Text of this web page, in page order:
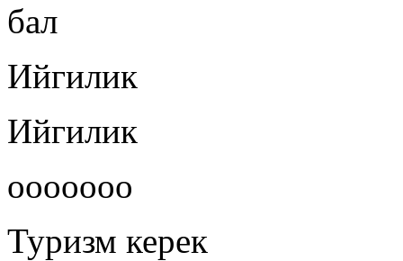
бал
Ийгилик
Ийгилик
ооооооо
Туризм керек